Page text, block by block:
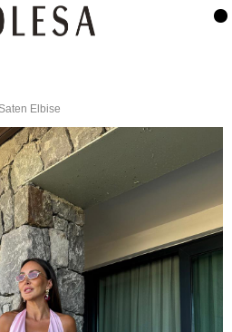
Elbise